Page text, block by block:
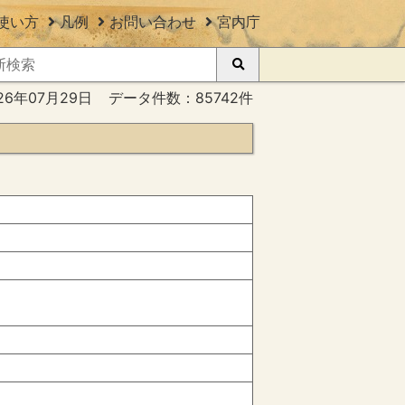
い方 凡例 お問い合わせ 宮内庁
年07月29日 データ件数：85742件